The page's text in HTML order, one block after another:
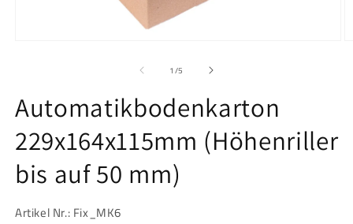
1 /von
5
Automatikbodenkarton
229x164x115mm (Höhenriller
bis auf 50 mm)
Artikel Nr.: Fix_MK6